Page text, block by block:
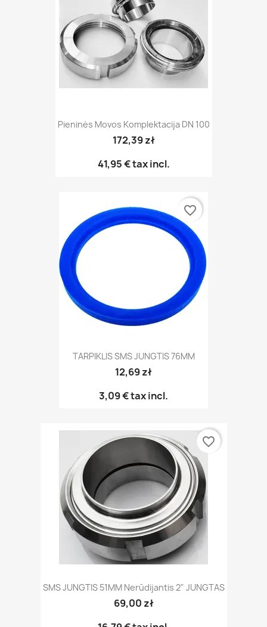
Pieninės Movos Komplektacija DN 100
172,39 zł
41,95 €tax incl.
TARPIKLIS SMS JUNGTIS 76MM
12,69 zł
3,09 €tax incl.
favorite_border
SMS JUNGTIS 51MM Nerūdijantis 2" JUNGTAS
69,00 zł
favorite_border